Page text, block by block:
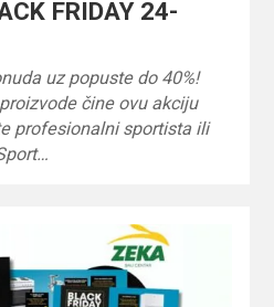
FRIDAY 24-
uz popuste do 40%!
čine ovu akciju
profesionalni sportista ili